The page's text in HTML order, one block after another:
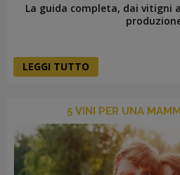
La guida completa, dai vitigni
LEGGI TUTTO
5 VINI PER UNA